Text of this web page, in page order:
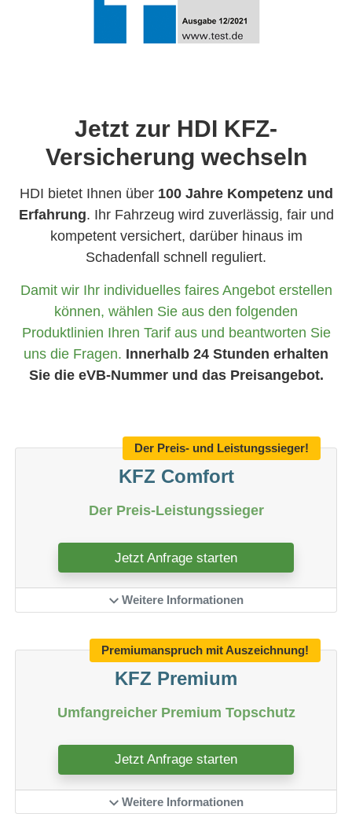
Jetzt zur HDI KFZ-
Versicherung wechseln
HDI bietet Ihnen über 100 Jahre Kompetenz und
Erfahrung. Ihr Fahrzeug wird zuverlässig, fair und
kompetent versichert, darüber hinaus im
Schadenfall schnell reguliert.
Damit wir Ihr individuelles faires Angebot erstellen
können, wählen Sie aus den folgenden
Produktlinien Ihren Tarif aus und beantworten Sie
uns die Fragen. Innerhalb 24 Stunden erhalten
Sie die eVB-Nummer und das Preisangebot.
Der Preis- und Leistungssieger!
KFZ Comfort
Der Preis-Leistungssieger
Jetzt Anfrage starten
Weitere Informationen
Premiumanspruch mit Auszeichnung!
KFZ Premium
Umfangreicher Premium Topschutz
Jetzt Anfrage starten
Weitere Informationen